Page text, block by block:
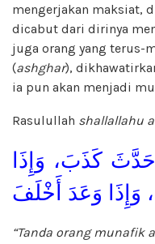
mengerjakan maksiat,
dicabut dari dirinya
juga orang yang terus-
(ashghar),
ia pun akan menjadi
Rasulullah shallallahu
حَدَّثَ كَذَبَ، وَإِذَا
وَإِذَا وَعَدَ أَخْلَفَ
“Tanda orang munafik